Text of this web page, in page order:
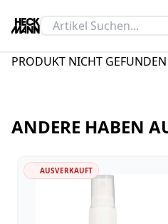
PRODUKT NICHT GEFUNDEN
ANDERE HABEN
AUSVERKAUFT